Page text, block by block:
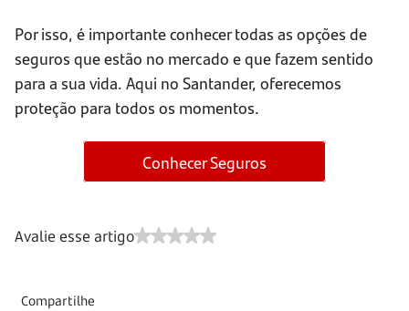
Por isso, é importante conhecer todas as opções de
seguros que estão no mercado e que fazem sentido
para a sua vida. Aqui no Santander, oferecemos
proteção para todos os momentos.
Conhecer Seguros
Avalie esse artigo
Compartilhe